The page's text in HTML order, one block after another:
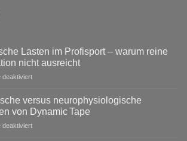
Lasten im Profisport – warum reine
nicht ausreicht
deaktiviertfür
im
Profisport
–
versus neurophysiologische
von Dynamic Tape
deaktiviertfür